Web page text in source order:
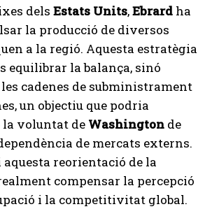
dels Estats Units,Ebrard ha
la producció de diversos
a la regió. Aquesta estratègia
equilibrar la balança, sinó
cadenes de subministrament
un objectiu que podria
la voluntat de Washington de
de mercats externs.
aquesta reorientació de la
compensar la percepció
i la competitivitat global.